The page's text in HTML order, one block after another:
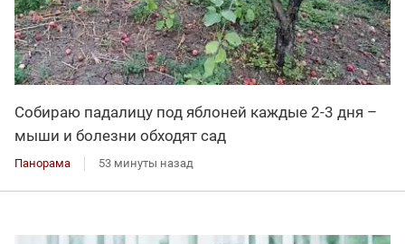
Собираю падалицу под яблоней каждые 2-3 дня –
мыши и болезни обходят сад
Панорама 53 минуты назад